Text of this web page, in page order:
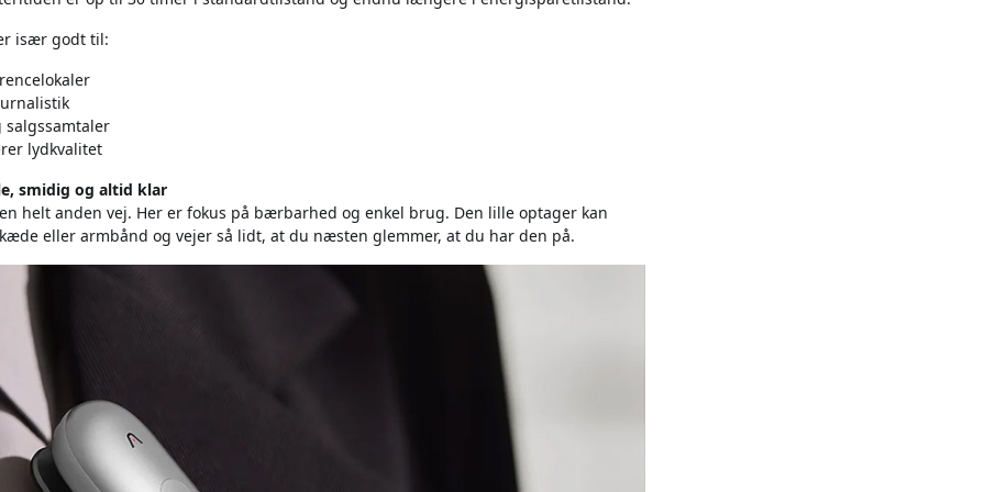
især godt til:
salgssamtaler
lydkvalitet
smidig og altid klar
helt anden vej. Her er fokus på bærbarhed og enkel brug. Den lille optager kan
eller armbånd og vejer så lidt, at du næsten glemmer, at du har den på.